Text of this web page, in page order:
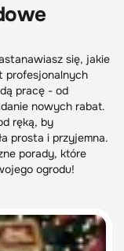
się, jakie
profesjonalnych
pracę - od
nowych rabat.
ręką, by
prosta i przyjemna.
porady, które
ogrodu!